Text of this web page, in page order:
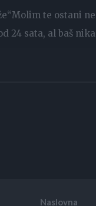
te ostani
24 sata, al baš
Naslovna